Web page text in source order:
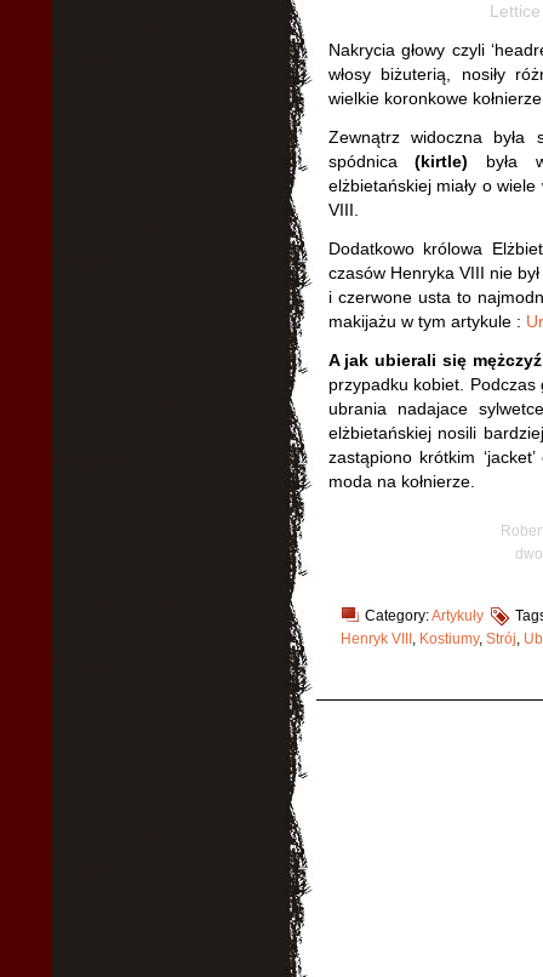
Nakrycia głowy czyli
włosy biżuterią, nosiły
wielkie koronkowe
Zewnątrz widoczna była
spódnica (kirtle) była
elżbietańskiej miały o
VIII.
Dodatkowo królowa
czasów Henryka VIII nie
i czerwone usta to
makijażu w tym artykule :
A jak ubierali się
przypadku kobiet.
ubrania nadajace
elżbietańskiej nosili
zastąpiono krótkim
moda na kołnierze.
Category:Artykuły
Henryk VIII
, Kostiumy, Strój,